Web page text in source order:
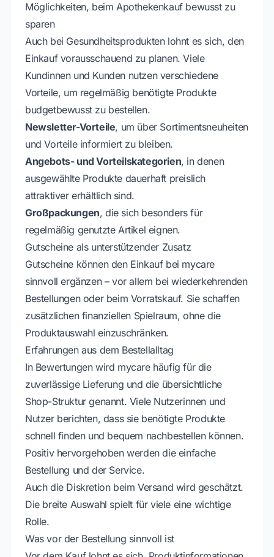
Möglichkeiten, beim Apothekenkauf bewusst zu
sparen
Auch bei Gesundheitsprodukten lohnt es sich, den
Einkauf vorausschauend zu planen. Viele
Kundinnen und Kunden nutzen verschiedene
Vorteile, um regelmäßig benötigte Produkte
budgetbewusst zu bestellen.
Newsletter-Vorteile, um über Sortimentsneuheiten
und Vorteile informiert zu bleiben.
Angebots- und Vorteilskategorien, in denen
ausgewählte Produkte dauerhaft preislich
attraktiver erhältlich sind.
Großpackungen, die sich besonders für
regelmäßig genutzte Artikel eignen.
Gutscheine als unterstützender Zusatz
Gutscheine können den Einkauf bei mycare
sinnvoll ergänzen – vor allem bei wiederkehrenden
Bestellungen oder beim Vorratskauf. Sie schaffen
zusätzlichen finanziellen Spielraum, ohne die
Produktauswahl einzuschränken.
Erfahrungen aus dem Bestellalltag
In Bewertungen wird mycare häufig für die
zuverlässige Lieferung und die übersichtliche
Shop-Struktur genannt. Viele Nutzerinnen und
Nutzer berichten, dass sie benötigte Produkte
schnell finden und bequem nachbestellen können.
Positiv hervorgehoben werden die einfache
Bestellung und der Service.
Auch die Diskretion beim Versand wird geschätzt.
Die breite Auswahl spielt für viele eine wichtige
Rolle.
Was vor der Bestellung sinnvoll ist